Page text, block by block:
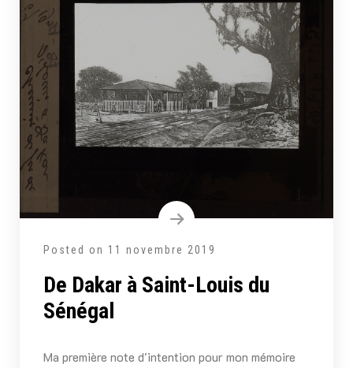
Posted on 11 novembre 2019
De Dakar à Saint-Louis du
Sénégal
Ma première note d'intention pour mon mémoire